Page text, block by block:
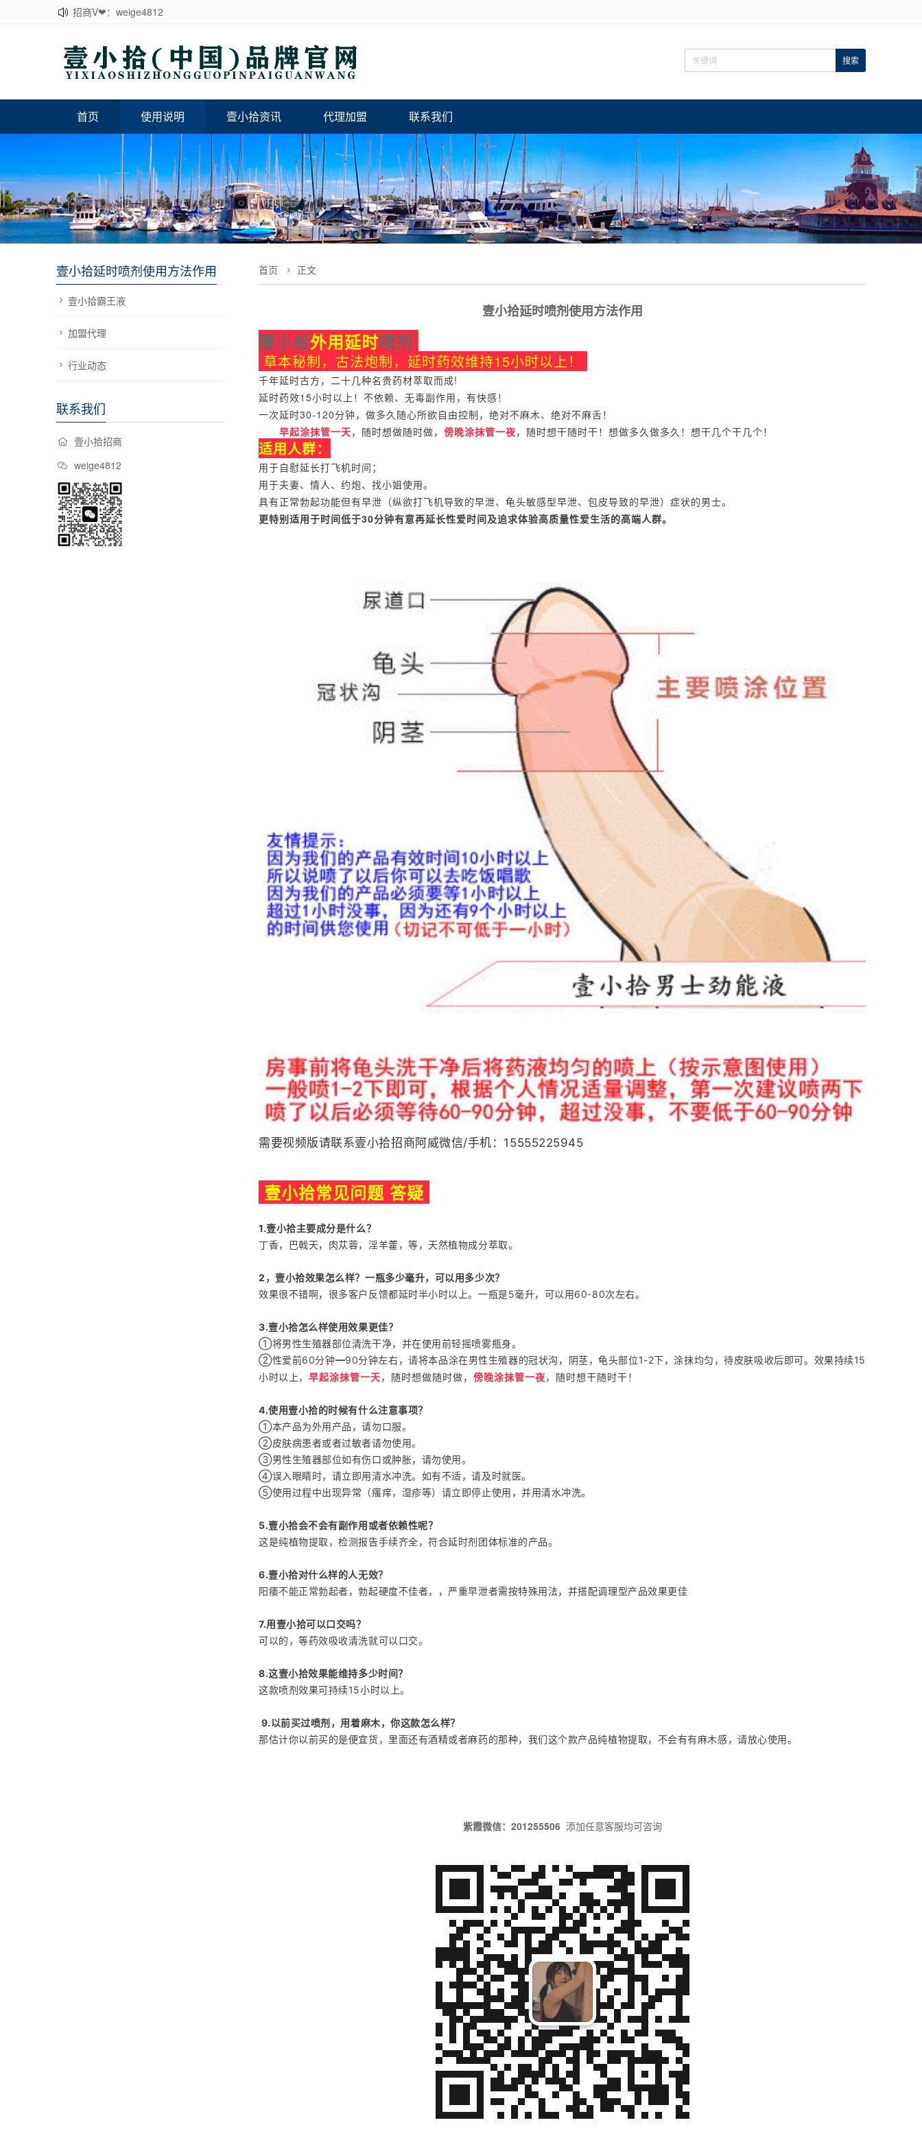
招商V❤：weige4812
首页 使用说明 壹小拾资讯 代理加盟 联系我们
壹小拾延时喷剂使用方法作用
壹小拾霸王液
加盟代理
行业动态
联系我们
壹小拾招商
weige4812
首页 正文
壹小拾延时喷剂使用方法作用
壹小拾外用延时喷剂
草本秘制，古法炮制，延时药效维持15小时以上！
千年延时古方，二十几种名贵药材萃取而成!
延时药效15小时以上！不依赖、无毒副作用，有快感！
一次延时30-120分钟，做多久随心所欲自由控制，绝对不麻木、绝对不麻舌！
早起涂抹管一天，随时想做随时做， 傍晚涂抹管一夜，随时想干随时干！想做多久做多久！想干几个干几个！
适用人群：
用于自慰延长打飞机时间；
用于夫妻、情人、约炮、找小姐使用。
具有正常勃起功能但有早泄（纵欲打飞机导致的早泄、龟头敏感型早泄、包皮导致的早泄）症状的男士。
更特别适用于时间低于30分钟有意再延长性爱时间及追求体验高质量性爱生活的高端人群。
需要视频版请联系壹小拾招商阿威微信/手机：15555225945
壹小拾常见问题 答疑
1.壹小拾主要成分是什么？
丁香，巴戟天，肉苁蓉，淫羊藿，等，天然植物成分萃取。
2，壹小拾效果怎么样？一瓶多少毫升，可以用多少次？
效果很不错啊，很多客户反馈都延时半小时以上。一瓶是5毫升，可以用60-80次左右。
3.壹小拾怎么样使用效果更佳？
①将男性生殖器部位清洗干净，并在使用前轻摇喷雾瓶身。
②性爱前60分钟━90分钟左右，请将本品涂在男性生殖器的冠状沟，阴茎，龟头部位1-2下，涂抹均匀，待皮肤吸收后即可。效果持续15
小时以上， 早起涂抹管一天，随时想做随时做， 傍晚涂抹管一夜，随时想干随时干！
4.使用壹小拾的时候有什么注意事项？
①本产品为外用产品，请勿口服。
②皮肤病患者或者过敏者请勿使用。
③男性生殖器部位如有伤口或肿胀，请勿使用。
④误入眼睛时，请立即用清水冲洗。如有不适，请及时就医。
⑤使用过程中出现异常（瘙痒，湿疹等）请立即停止使用，并用清水冲洗。
5.壹小拾会不会有副作用或者依赖性呢？
这是纯植物提取，检测报告手续齐全，符合延时剂团体标准的产品。
6.壹小拾对什么样的人无效？
阳痿不能正常勃起者，勃起硬度不佳者，，严重早泄者需按特殊用法，并搭配调理型产品效果更佳
7.用壹小拾可以口交吗？
可以的，等药效吸收清洗就可以口交。
8.这壹小拾效果能维持多少时间？
这款喷剂效果可持续15小时以上。
9.以前买过喷剂，用着麻木，你这款怎么样？
那估计你以前买的是便宜货，里面还有酒精或者麻药的那种，我们这个款产品纯植物提取，不会有有麻木感，请放心使用。
紫霞微信：201255506 添加任意客服均可咨询